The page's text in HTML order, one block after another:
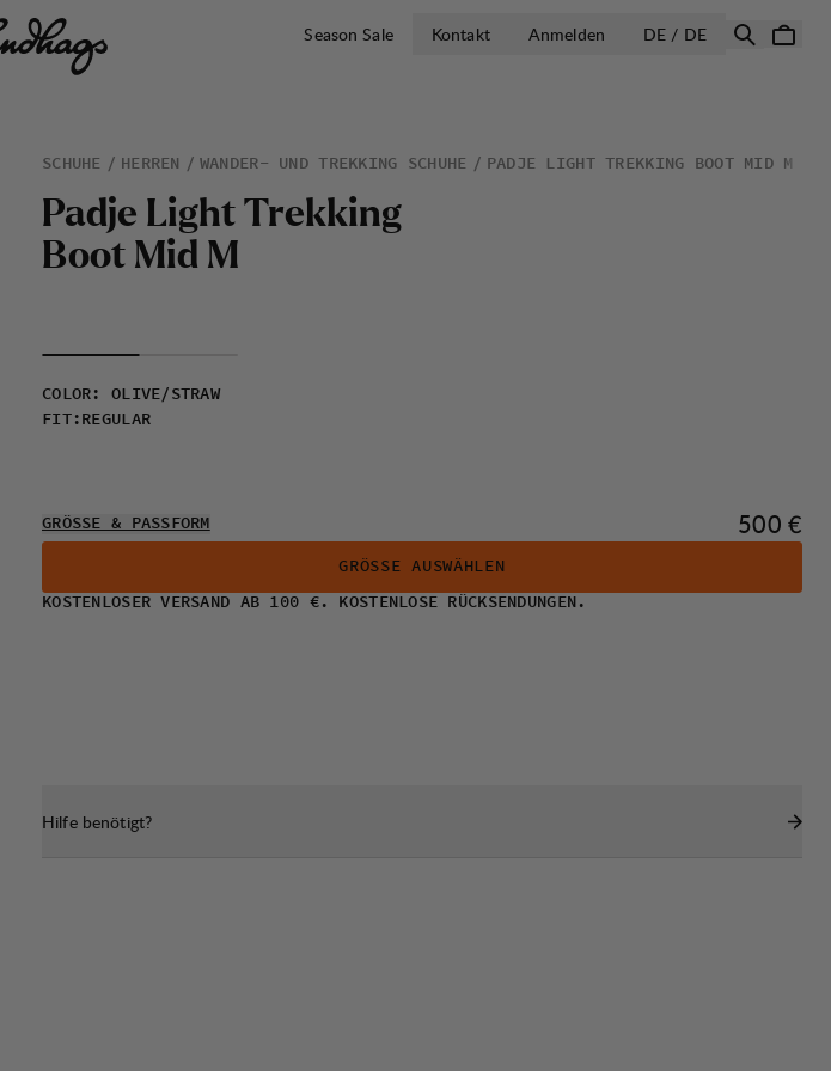
Season Sale Kontakt Anmelden DE / DELAND
SCHUHE HERREN WANDER- UND TREKKING SCHUHE PADJE LIGHT TREKKING BOOT MID M
Padje Light Trekking
Boot Mid M
COLOR : OLIVE/STRAW
FIT: REGULAR
GRÖSSE & PASSFORM Preis:
500 €
GRÖSSE AUSWÄHLEN
KOSTENLOSER VERSAND AB 100 €. KOSTENLOSE RÜCKSENDUNGEN.
Hilfe benötigt?